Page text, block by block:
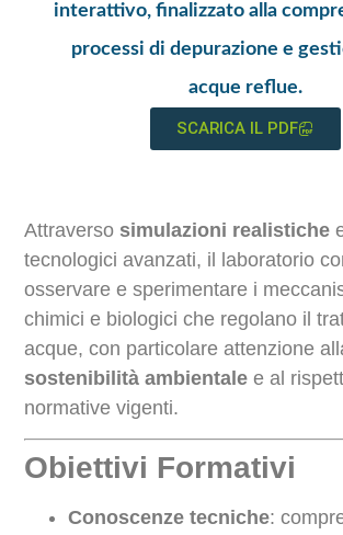
interattivo, finalizzato alla
processi di depurazione e
acque reflue.
SCARICA IL PDF
Attraverso simulazioni realistiche
tecnologici avanzati, il laboratorio
osservare e sperimentare i
chimici e biologici che regolano il
acque, con particolare attenzione
sostenibilità ambientale e al
normative vigenti.
Obiettivi Formativi
Conoscenze tecniche: